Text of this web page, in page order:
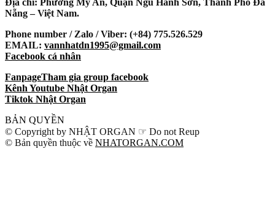
Địa chỉ: Phường Mỹ An, Quận Ngũ Hành Sơn, Thành Phố Đà
Nẵng – Việt Nam.
Phone number / Zalo / Viber: (+84) 775.526.529
EMAIL: vannhatdn1995@gmail.com
Facebook cá nhân
FanpageTham gia group facebook
Kênh Youtube Nhật Organ
Tiktok Nhật Organ
BẢN QUYỀN
© Copyright by NHẬT ORGAN ☞ Do not Reup
© Bản quyền thuộc về NHATORGAN.COM